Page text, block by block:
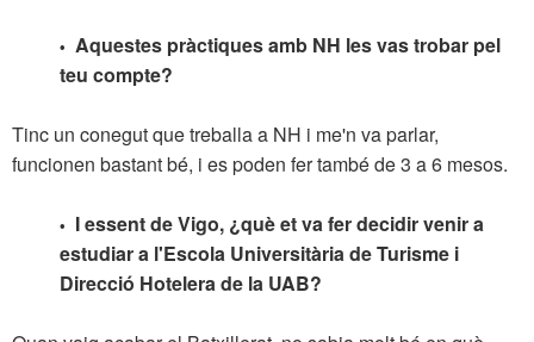
• Aquestes pràctiques amb NH les vas trobar pel
teu compte?
Tinc un conegut que treballa a NH i me'n va parlar,
funcionen bastant bé, i es poden fer també de 3 a 6 mesos.
• I essent de Vigo, ¿què et va fer decidir venir a
estudiar a l'Escola Universitària de Turisme i
Direcció Hotelera de la UAB?